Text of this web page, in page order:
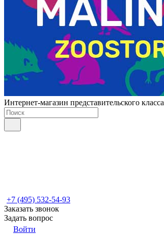
Интернет-магазин представительского класса
+7 (495) 532-54-93
Заказать звонок
Задать вопрос
Войти